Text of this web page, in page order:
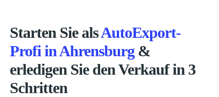
Starten Sie alsAutoExport-
Profi in Ahrensburg &
erledigen Sie den Verkauf in 3
Schritten